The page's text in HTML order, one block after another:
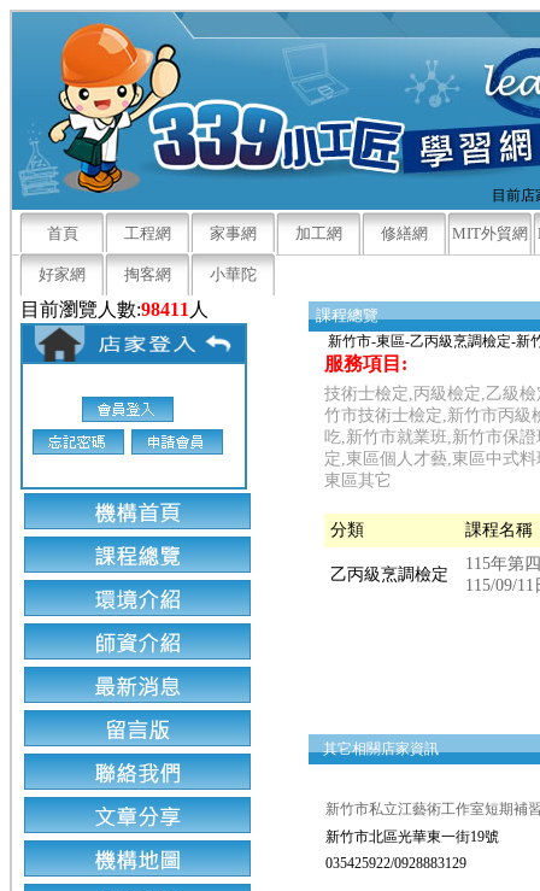
目前
首頁 工程網 家事網 加工網 修繕網 MIT外貿網
好家網 掏客網 小華陀
目前瀏覽人數:98411 人 課程總覽
新竹市-東區-乙丙級烹調檢定-新
服務項目:
技術士檢定,丙級檢定,乙級
竹市技術士檢定,新竹市丙級
吃,新竹市就業班,新竹市保
定,東區個人才藝,東區中式
東區其它
分類 課程名稱
乙丙級烹調檢定
115年第
115/09/
其它相關店家資訊
新竹市私立江藝術工作室短期補
新竹市北區光華東一街19號
035425922/0928883129